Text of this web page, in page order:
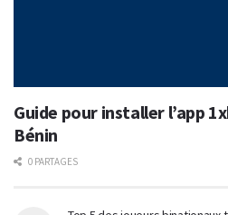
Guide pour installer l’app
Bénin
0 PARTAGES